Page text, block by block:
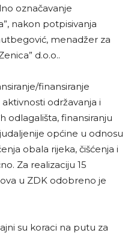
označavanje
nakon potpisivanja
menadžer za
d.o.o..
finansiranje
održavanja i
odlagališta, finansiranju
općine u odnosu
obala rijeka, čišćenja i
Za realizaciju 15
u ZDK odobreno je
su koraci na putu za